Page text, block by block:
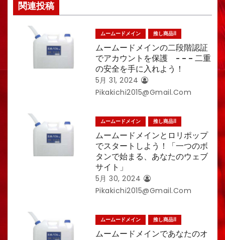
関連投稿
ムームードメイン 推し商品II
ムームードメインの二段階認証
でアカウントを保護 - – – 二重
の安全を手に入れよう！
5月 31, 2024
Pikakichi2015@gmail.com
ムームードメイン 推し商品II
ムームードメインとロリポップ
でスタートしよう！「一つのボ
タンで始まる、あなたのウェブ
サイト」
5月 30, 2024
Pikakichi2015@gmail.com
ムームードメイン 推し商品II
ムームードメインであなたのオ